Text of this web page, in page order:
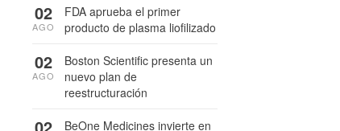
FDA aprueba el primer
producto de plasma liofilizado
02
AGO
Boston Scientific presenta un
nuevo plan de
reestructuración
02
AGO
BeOne Medicines invierte en